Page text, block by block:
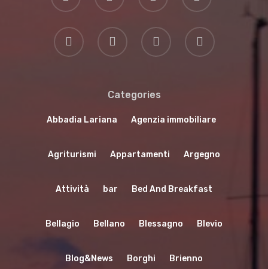
Categories
Abbadia Lariana Agenzia immobiliare
Agriturismi Appartamenti Argegno
Attività bar Bed And Breakfast
Bellagio Bellano Blessagno Blevio
Blog&News Borghi Brienno